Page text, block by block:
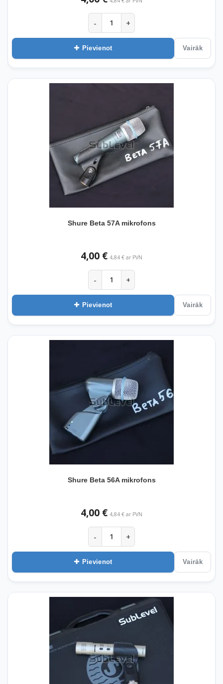
- +
Pievienot Vairāk
Shure Beta 57A mikrofons
4,00 € 4,84 € ar PVN
- +
Pievienot Vairāk
Shure Beta 56A mikrofons
4,00 € 4,84 € ar PVN
- +
Pievienot Vairāk